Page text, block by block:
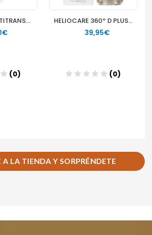
A LA TIENDA Y SORPRÉNDETE